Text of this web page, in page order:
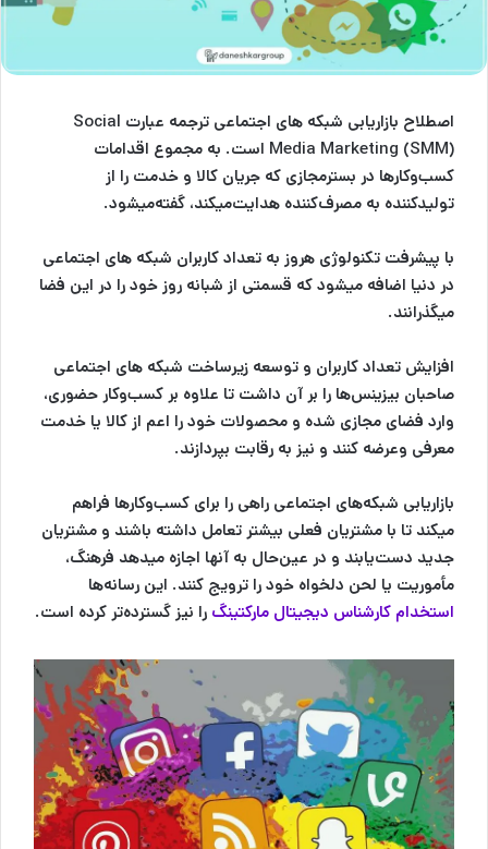
اصطلاح بازاریابی شبکه های اجتماعی ترجمه عبارت Social
Media Marketing (SMM)
است. به مجموع اقدامات
کسب‌و‌کارها در بسترمجازی که جریان کالا‌ و‌ خدمت را از
تولیدکننده به مصرف‌کننده هدایت‌میکند، گفته‌میشود.
با پیشرفت تکنولوژی هروز به تعداد کاربران شبکه های اجتماعی
در دنیا اضافه میشود که قسمتی از شبانه روز خود را در این فضا
میگذرانند.
افزایش تعداد کاربران و توسعه زیرساخت شبکه های اجتماعی
صاحبان بیزینس‌ها را بر آن داشت تا علاوه بر کسب‌وکار حضوری،
وارد فضای مجازی شده و محصولات خود را اعم از کالا یا خدمت
معرفی وعرضه کنند و نیز به رقابت بپردازند.
بازاریابی شبکه‌های اجتماعی راهی را برای کسب‌وکارها فراهم
میکند تا با مشتریان فعلی بیشتر تعامل داشته‌ باشند و مشتریان
جدید دست‌یابند‌ و‌ در عین‌حال به آنها اجازه میدهد فرهنگ،
مأموریت یا لحن دلخواه خود را ترویج کنند. این رسانه‌ها
استخدام کارشناس دیجیتال مارکتینگ را نیز گسترده‌تر کرده است.